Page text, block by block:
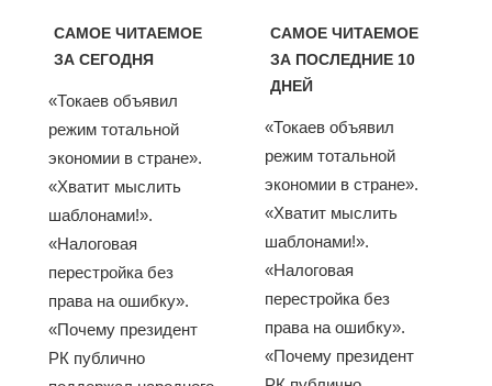
САМОЕ ЧИТАЕМОЕ
ЗА СЕГОДНЯ
«Токаев объявил
режим тотальной
экономии в стране».
«Хватит мыслить
шаблонами!».
«Налоговая
перестройка без
права на ошибку».
«Почему президент
РК публично
САМОЕ ЧИТАЕМОЕ
ЗА ПОСЛЕДНИЕ 10
ДНЕЙ
«Токаев объявил
режим тотальной
экономии в стране».
«Хватит мыслить
шаблонами!».
«Налоговая
перестройка без
права на ошибку».
«Почему президент